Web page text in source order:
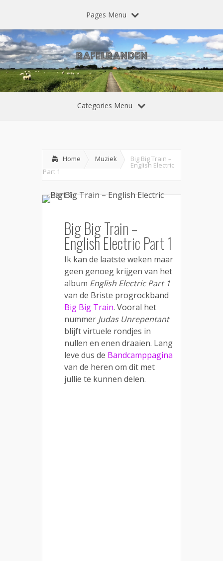
Pages Menu
Categories Menu
Home Muziek Big Big Train –
English Electric
Part 1
Big Big Train –
English Electric Part 1
Ik kan de laatste weken maar
geen genoeg krijgen van het
album English Electric Part 1
van de Briste progrockband
Big Big Train. Vooral het
nummer Judas Unrepentant
blijft virtuele rondjes in
nullen en enen draaien. Lang
leve dus de Bandcamppagina
van de heren om dit met
jullie te kunnen delen.